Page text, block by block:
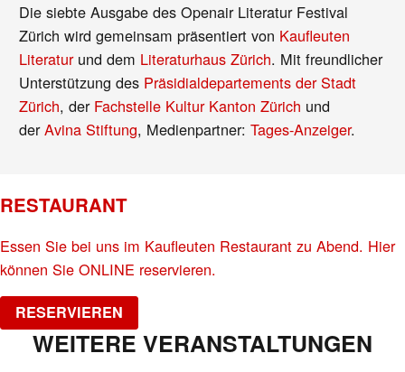
Die siebte Ausgabe des Openair Literatur Festival
Zürich wird gemeinsam präsentiert von Kaufleuten
Literaturund dem Literaturhaus Zürich. Mit freundlicher
Unterstützung des Präsidialdepartements der Stadt
Zürich, der Fachstelle Kultur Kanton Zürich und
derAvina Stiftung, Medienpartner:Tages-Anzeiger.
RESTAURANT
Essen Sie bei uns im Kaufleuten Restaurant zu Abend. Hier
können Sie ONLINE reservieren.
RESERVIEREN
WEITERE VERANSTALTUNGEN